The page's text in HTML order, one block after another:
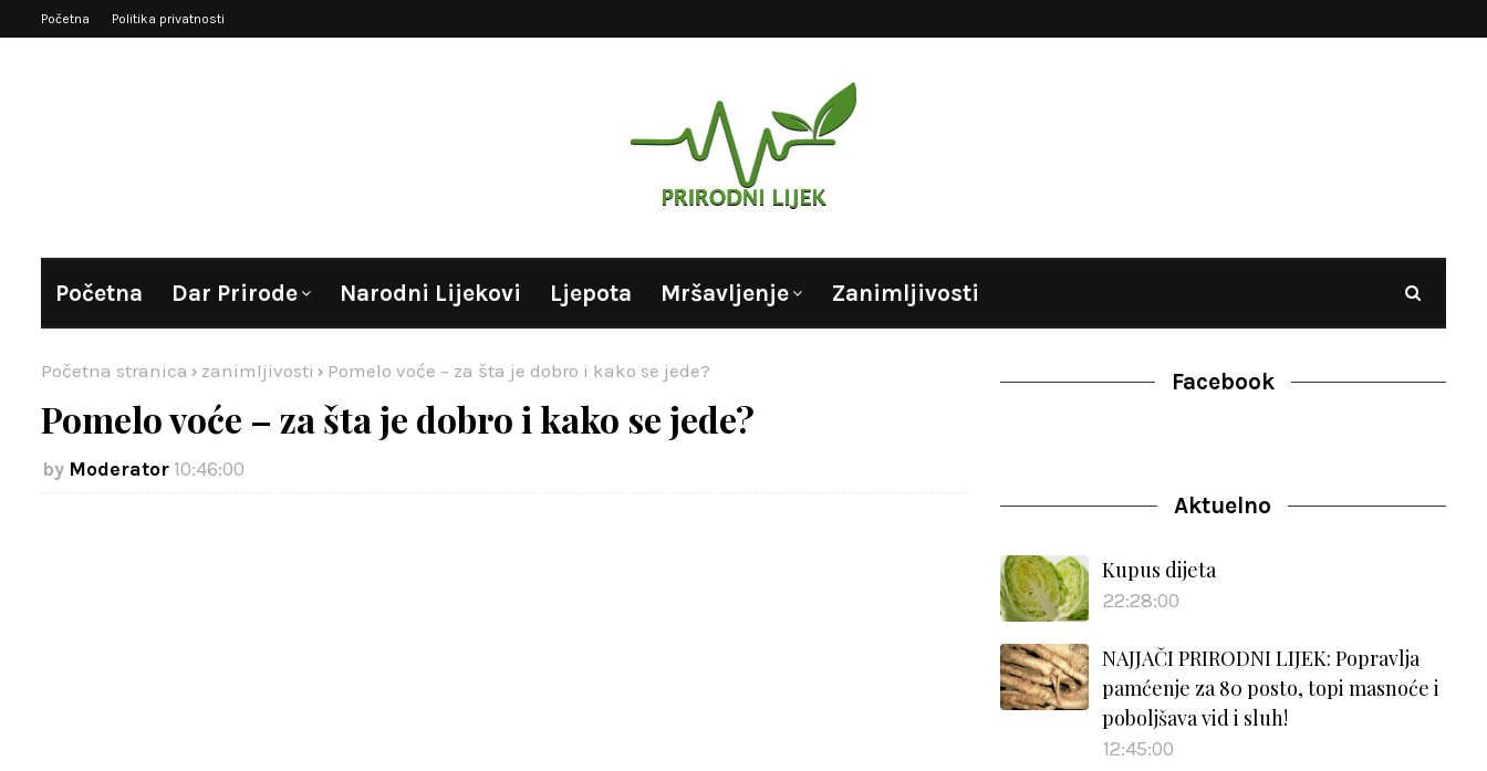
Početna Politika privatnosti
Početna Dar Prirode Narodni Lijekovi Ljepota Mršavljenje Zanimljivosti
Početna stranica zanimljivosti Pomelo voće – za šta je dobro i kako se jede?
Pomelo voće – za šta je dobro i kako se jede?
Moderator 10:46:00
Facebook
Aktuelno
Kupus dijeta
22:28:00
NAJJAČI PRIRODNI LIJEK: Popravlja
pamćenje za 80 posto, topi masnoće i
poboljšava vid i sluh!
12:45:00